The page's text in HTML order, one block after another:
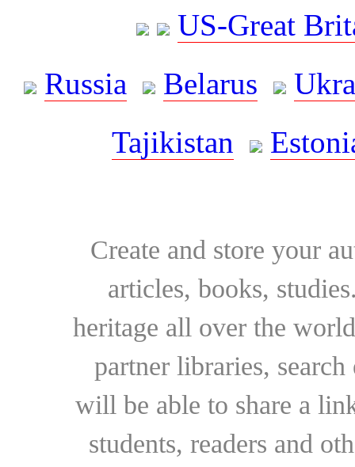
US-Great
Russia
Belarus
Tajikistan
Create and store your
articles, books,
heritage all over the
partner libraries,
will be able to share a
students, readers and